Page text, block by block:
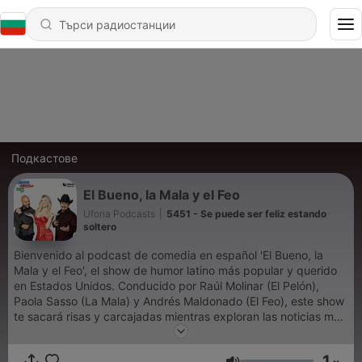
Подкастове
El Bueno, la Mala y el Feo
Uforia Podcasts
5451 - Se puede ser feliz estando
soltero
Bienvenido al podcast de comedia en español 'El Bueno, la
Mala y el Feo', el show de humor latino más popular y querido
en Estados Unidos. Conducido por Raúl Molinar (El Pelón),
Paola Sasso (La Mala) y Andrés Maldonado (El Feo), este show
te sacará risas y carcajadas mientras exploran las noticias más
insólitas y extrañas del mundo, y sus singulares visiones de la